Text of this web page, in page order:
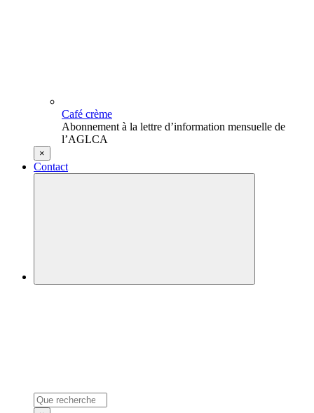
Café crème
Abonnement à la lettre d’information mensuelle de
l’AGLCA
×
Contact